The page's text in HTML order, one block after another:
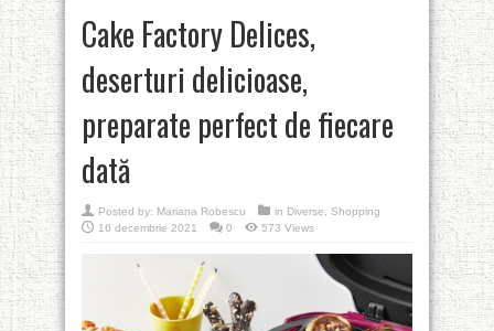
Cake Factory Delices,
deserturi delicioase,
preparate perfect de fiecare
dată
Posted by: Mariana Robescu in Diverse
Shopping
16 decembrie 2021
0 573 Views